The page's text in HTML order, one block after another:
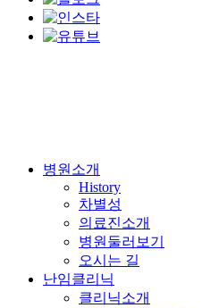
Close
병원소개
History
차별성
의료진소개
병원둘러보기
오시는 길
난임클리닉
클리닉소개